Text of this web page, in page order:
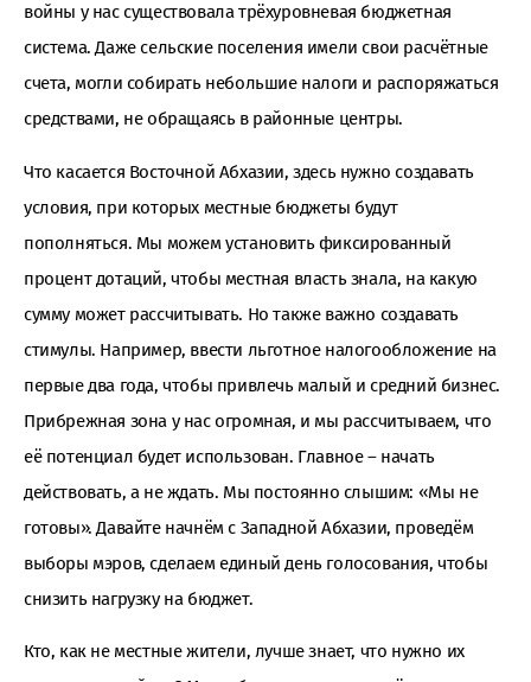
войны у нас существовала трёхуровневая бюджетная
система. Даже сельские поселения имели свои расчётные
счета, могли собирать небольшие налоги и распоряжаться
средствами, не обращаясь в районные центры.
Что касается Восточной Абхазии, здесь нужно создавать
условия, при которых местные бюджеты будут
пополняться. Мы можем установить фиксированный
процент дотаций, чтобы местная власть знала, на какую
сумму может рассчитывать. Но также важно создавать
стимулы. Например, ввести льготное налогообложение на
первые два года, чтобы привлечь малый и средний бизнес.
Прибрежная зона у нас огромная, и мы рассчитываем, что
её потенциал будет использован. Главное – начать
действовать, а не ждать. Мы постоянно слышим: «Мы не
готовы». Давайте начнём с Западной Абхазии, проведём
выборы мэров, сделаем единый день голосования, чтобы
снизить нагрузку на бюджет.
Кто, как не местные жители, лучше знает, что нужно их